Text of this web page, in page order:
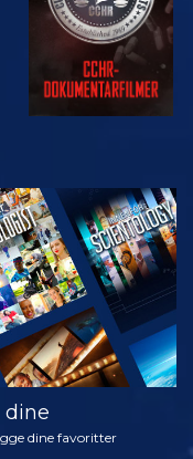
UTFORSK
SERIEN
dine
dine favoritter